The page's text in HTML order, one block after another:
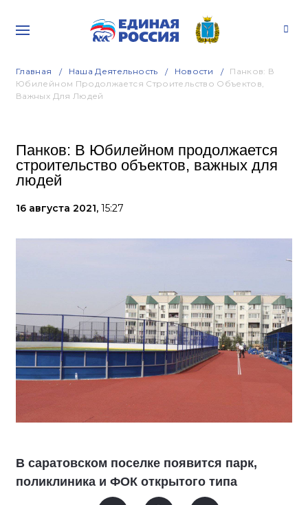
Главная Наша Деятельность Новости
Панков: В
Юбилейном Продолжается Строительство Объектов,
Важных Для Людей
Панков: В Юбилейном продолжается
строительство объектов, важных для
людей
16 августа 2021, 15:27
В саратовском поселке появится парк,
поликлиника и ФОК открытого типа